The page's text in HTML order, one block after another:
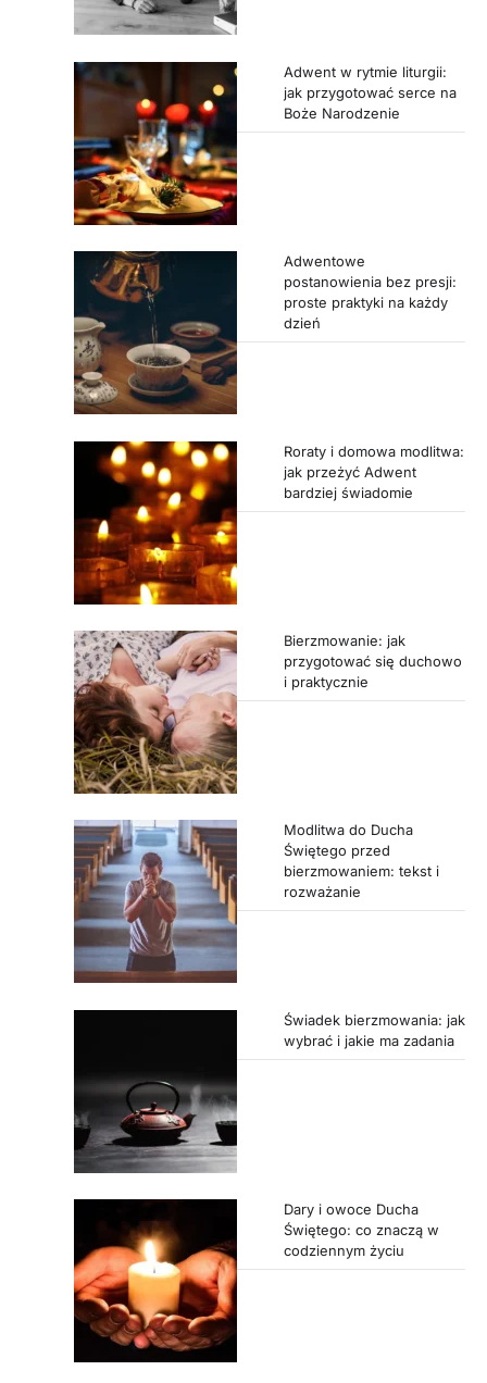
Adwent w rytmie liturgii:
jak przygotować serce na
Boże Narodzenie
Adwentowe
postanowienia bez presji:
proste praktyki na każdy
dzień
Roraty i domowa modlitwa:
jak przeżyć Adwent
bardziej świadomie
Bierzmowanie: jak
przygotować się duchowo
i praktycznie
Modlitwa do Ducha
Świętego przed
bierzmowaniem: tekst i
rozważanie
Świadek bierzmowania: jak
wybrać i jakie ma zadania
Dary i owoce Ducha
Świętego: co znaczą w
codziennym życiu